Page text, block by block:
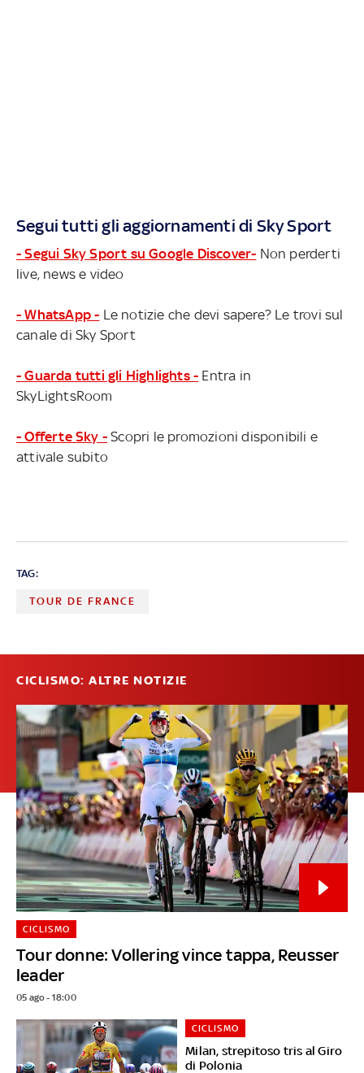
Segui tutti gli aggiornamenti di Sky Sport
- Segui Sky Sport su Google Discover- Non perderti
live, news e video
- WhatsApp - Le notizie che devi sapere? Le trovi sul
canale di Sky Sport
- Guarda tutti gli Highlights - Entra in
SkyLightsRoom
- Offerte Sky - Scopri le promozioni disponibili e
attivale subito
TAG:
TOUR DE FRANCE
CICLISMO: ALTRE NOTIZIE
Tour donne: Vollering vince tappa, Reusser
leader
CICLISMO
05 ago - 18:00
Milan, strepitoso tris al Giro
di Polonia
CICLISMO